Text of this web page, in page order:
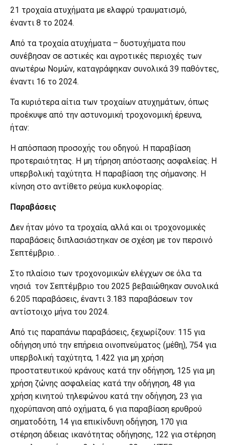
21 τροχαία ατυχήματα με ελαφρύ τραυματισμό,
έναντι 8 το 2024.
Από τα τροχαία ατυχήματα – δυστυχήματα που
συνέβησαν σε αστικές και αγροτικές περιοχές των
ανωτέρω Νομών, καταγράφηκαν συνολικά 39 παθόντες,
έναντι 16 το 2024.
Τα κυριότερα αίτια των τροχαίων ατυχημάτων, όπως
προέκυψε από την αστυνομική τροχονομική έρευνα,
ήταν:
Η απόσπαση προσοχής του οδηγού. H παραβίαση
προτεραιότητας. Η μη τήρηση απόστασης ασφαλείας. Η
υπερβολική ταχύτητα. Η παραβίαση της σήμανσης. Η
κίνηση στο αντίθετο ρεύμα κυκλοφορίας.
Παραβάσεις
Δεν ήταν μόνο τα τροχαία, αλλά και οι τροχονομικές
παραβάσεις διπλασιάστηκαν σε σχέση με τον περσινό
Σεπτέμβριο. .
Στο πλαίσιο των τροχονομικών ελέγχων σε όλα τα
νησιά τον Σεπτέμβριο του 2025 βεβαιώθηκαν συνολικά
6.205 παραβάσεις, έναντι 3.183 παραβάσεων τον
αντίστοιχο μήνα του 2024.
Από τις παραπάνω παραβάσεις, ξεχωρίζουν: 115 για
οδήγηση υπό την επήρεια οινοπνεύματος (μέθη), 754 για
υπερβολική ταχύτητα, 1.422 για μη χρήση
προστατευτικού κράνους κατά την οδήγηση, 125 για μη
χρήση ζώνης ασφαλείας κατά την οδήγηση, 48 για
χρήση κινητού τηλεφώνου κατά την οδήγηση, 23 για
ηχορύπανση από οχήματα, 6 για παραβίαση ερυθρού
σηματοδότη, 14 για επικίνδυνη οδήγηση, 170 για
στέρηση άδειας ικανότητας οδήγησης, 122 για στέρηση